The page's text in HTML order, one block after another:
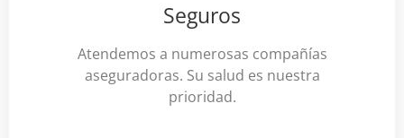
Seguros
Atendemos a numerosas compañías
aseguradoras. Su salud es nuestra
prioridad.